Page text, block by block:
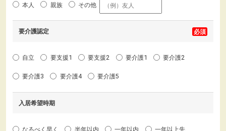
本人 親族 その他
要介護認定
自立 要支援1 要支援2 要介護1 要介護2
要介護3 要介護4 要介護5
入居希望時期
なるべく早く 半年以内 一年以内 一年以上先